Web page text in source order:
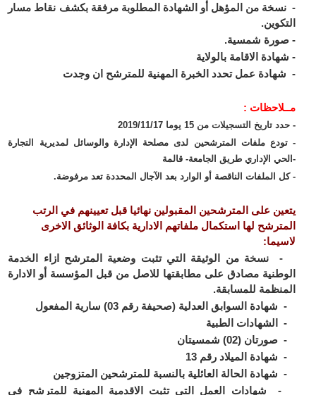
- نسخة من المؤهل أو الشهادة المطلوبة مرفقة بكشف نقاط مسار
التكوين.
- صورة شمسية.
- شهادة الاقامة بالولاية
- شهادة عمل تحدد الخبرة المهنية للمترشح ان وجدت
مــلاحظات :
- حدد تاريخ التسجيلات من 15 يوما 2019/11/17
- تودع ملفات المترشحين لدى مصلحة الإدارة والوسائل لمديرية التجارة
-الحي الإداري طريق الجامعة- قالمة
- كل الملفات الناقصة أو الوارد بعد الآجال المحددة تعد مرفوضة.
يتعين على المترشحين المقبولين نهائيا قبل تعيينهم في الرتب
المترشح لها استكمال ملفاتهم الادارية بكافة الوثائق الاخرى
لاسيما:
- نسخة من الوثيقة التي تثبت وضعية المترشح ازاء الخدمة
الوطنية مصادق على مطابقتها للاصل من قبل المؤسسة أو الادارة
المنظمة للمسابقة.
- شهادة السوابق العدلية (صحيفة رقم 03) سارية المفعول
- الشهادات الطبية
- صورتان (02) شمسيتان
- شهادة الميلاد رقم 13
- شهادة الحالة العائلية بالنسبة للمترشحين المتزوجين
- شهادات العمل التي تثبت الاقدمية المهنية للمترشح في